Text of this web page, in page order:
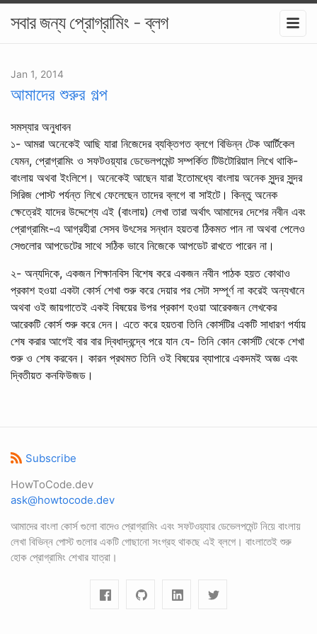
সবার জন্য প্রোগ্রামিং - ব্লগ
Jan 1, 2014
আমাদের শুরুর গল্প
সমস্যার অনুধাবন
১- আমরা অনেকেই আছি যারা নিজেদের ব্যক্তিগত ব্লগে বিভিন্ন টেক আর্টিকেল
যেমন, প্রোগ্রামিং ও সফটওয়্যার ডেভেলপমেন্ট সম্পর্কিত টিউটোরিয়াল লিখে থাকি-
বাংলায় অথবা ইংলিশে। অনেকেই আছেন যারা ইতোমধ্যে বাংলায় অনেক সুন্দর সুন্দর
সিরিজ পোস্ট পর্যন্ত লিখে ফেলেছেন তাদের ব্লগে বা সাইটে। কিন্তু অনেক
ক্ষেত্রেই যাদের উদ্দেশ্যে এই (বাংলায়) লেখা তারা অর্থাৎ আমাদের দেশের নবীন এবং
প্রোগ্রামিং-এ আগ্রহীরা সেসব উৎসের সন্ধান হয়তবা ঠিকমত পান না অথবা পেলেও
সেগুলোর আপডেটের সাথে সঠিক ভাবে নিজেকে আপডেট রাখতে পারেন না।
২- অন্যদিকে, একজন শিক্ষানবিস বিশেষ করে একজন নবীন পাঠক হয়ত কোথাও
প্রকাশ হওয়া একটা কোর্স শেখা শুরু করে দেয়ার পর সেটা সম্পূর্ণ না করেই অন্যখানে
অথবা ওই জায়গাতেই একই বিষয়ের উপর প্রকাশ হওয়া আরেকজন লেখকের
আরেকটি কোর্স শুরু করে দেন। এতে করে হয়তবা তিনি কোর্সটির একটি সাধারণ পর্যায়
শেষ করার আগেই বার বার দ্বিধাদ্বন্দ্বে পরে যান যে- তিনি কোন কোর্সটি থেকে শেখা
শুরু ও শেষ করবেন। কারন প্রথমত তিনি ওই বিষয়ের ব্যাপারে একদমই অজ্ঞ এবং
দ্বিতীয়ত কনফিউজড।
Subscribe
HowToCode.dev
ask@howtocode.dev
আমাদের বাংলা কোর্স গুলো বাদেও প্রোগ্রামিং এবং সফটওয়্যার ডেভেলপমেন্ট নিয়ে বাংলায়
লেখা বিভিন্ন পোস্ট গুলোর একটি গোছানো সংগ্রহ থাকছে এই ব্লগে। বাংলাতেই শুরু
হোক প্রোগ্রামিং শেখার যাত্রা।